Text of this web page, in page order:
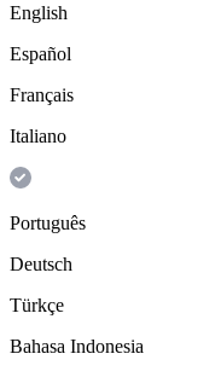
English
Español
Français
Italiano
Português
Deutsch
Türkçe
Bahasa Indonesia